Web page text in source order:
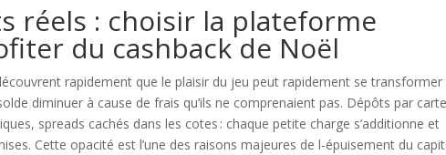
réels : choisir la plateforme
du cashback de Noël
rapidement que le plaisir du jeu peut rapidement se transformer
diminuer à cause de frais qu’ils ne comprenaient pas. Dépôts par
spreads cachés dans les cotes : chaque petite charge s’additionne et
Cette opacité est l’une des raisons majeures de l‑épuisement du